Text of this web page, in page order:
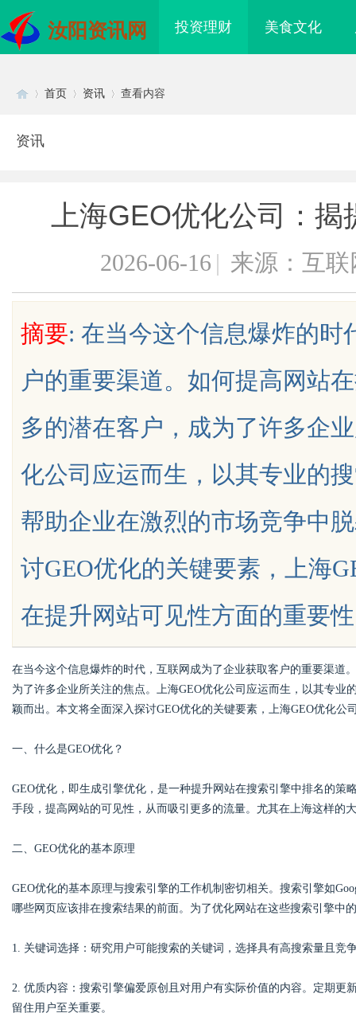
汝阳资讯网 投资理财 美食文化
首页 资讯 查看内容
资讯
上海GEO优化公司：
2026-06-16 | 来源：互联
摘要: 在当今这个信息爆炸的时
户的重要渠道。如何提高网站
多的潜在客户，成为了许多企
化公司应运而生，以其专业的
帮助企业在激烈的市场竞争中
讨GEO优化的关键要素，上海
在提升网站可见性方面的重要
在当今这个信息爆炸的时代，互联网成为了企业获取客户的重要渠道
为了许多企业所关注的焦点。上海GEO优化公司应运而生，以其专业
颖而出。本文将全面深入探讨GEO优化的关键要素，上海GEO优化
一、什么是GEO优化？
GEO优化，即生成引擎优化，是一种提升网站在搜索引擎中排名的策
手段，提高网站的可见性，从而吸引更多的流量。尤其在上海这样的
二、GEO优化的基本原理
GEO优化的基本原理与搜索引擎的工作机制密切相关。搜索引擎如
哪些网页应该排在搜索结果的前面。为了优化网站在这些搜索引擎中
1. 关键词选择：研究用户可能搜索的关键词，选择具有高搜索量且竞
2. 优质内容：搜索引擎偏爱原创且对用户有实际价值的内容。定期
留住用户至关重要。
首选平台详解 乐平台全面解析